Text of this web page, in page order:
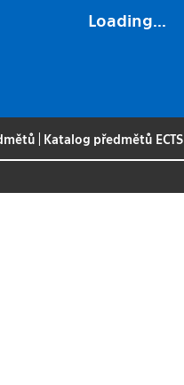
Loading...
Katalog předmětů ECTS